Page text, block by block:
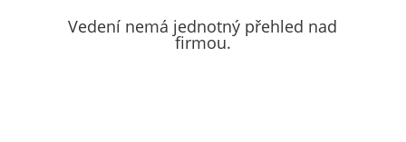
Vedení nemá jednotný přehled nad
firmou.